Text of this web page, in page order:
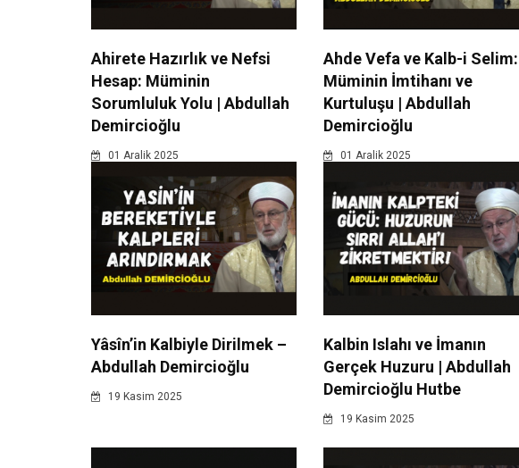
Ahirete Hazırlık ve Nefsi
Hesap: Müminin
Sorumluluk Yolu | Abdullah
Demircioğlu
01 Aralik 2025
Ahde Vefa ve Kalb-i Selim:
Müminin İmtihanı ve
Kurtuluşu | Abdullah
Demircioğlu
01 Aralik 2025
Yâsîn’in Kalbiyle Dirilmek –
Abdullah Demircioğlu
19 Kasim 2025
Kalbin Islahı ve İmanın
Gerçek Huzuru | Abdullah
Demircioğlu Hutbe
19 Kasim 2025